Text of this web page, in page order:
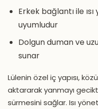
Erkek bağlantı ile
uyumludur
Dolgun duman ve
sunar
Lülenin özel iç yapısı,
aktararak yanmayı
sürmesini sağlar. Isı